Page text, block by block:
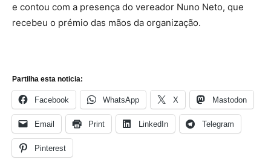
e contou com a presença do vereador Nuno Neto, que
recebeu o prémio das mãos da organização.
Partilha esta noticia:
Facebook WhatsApp X Mastodon
Email Print LinkedIn Telegram
Pinterest